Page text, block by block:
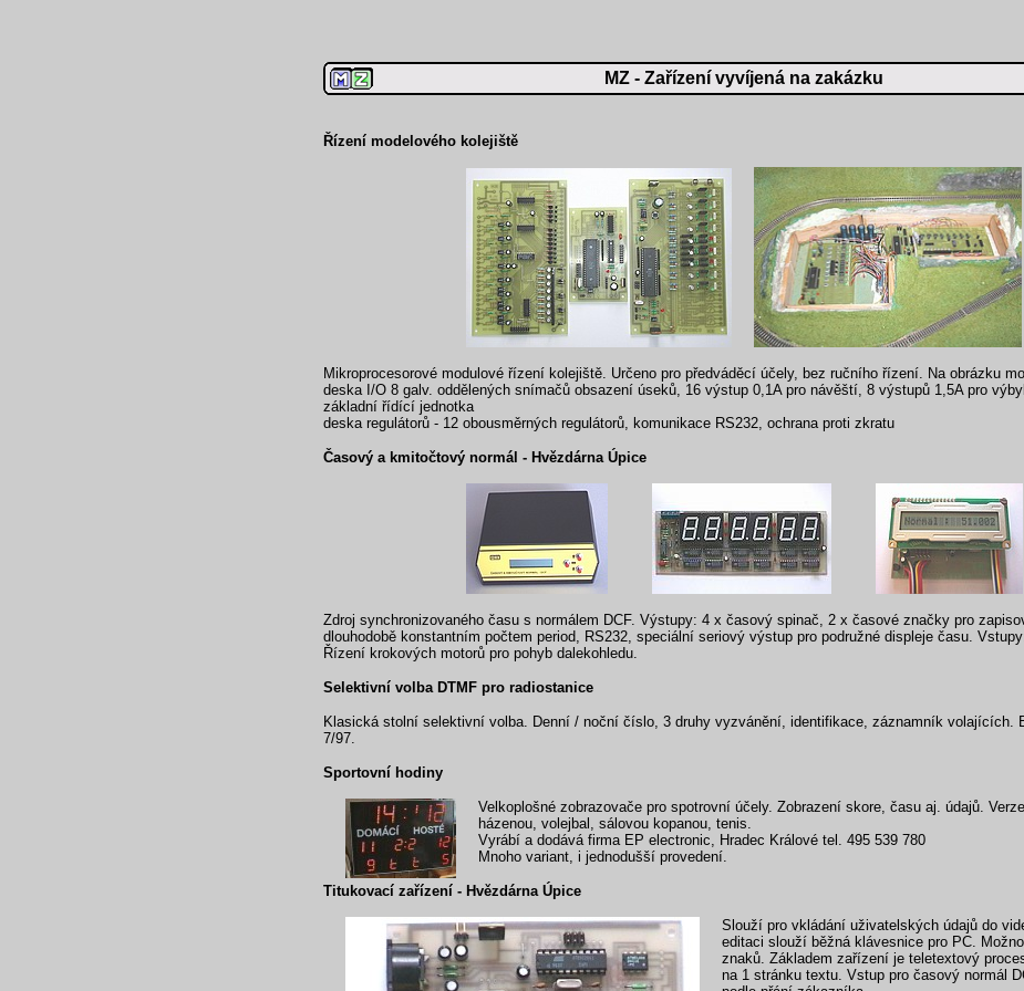
MZ - Zařízení vyvíjená na zakázku
Řízení modelového kolejiště
Mikroprocesorové modulové řízení kolejiště. Určeno pro předváděcí účely, bez ručního řízení. Na obrázku
deska I/O 8 galv. oddělených snímačů obsazení úseků, 16 výstup 0,1A pro návěští, 8 výstupů 1,5A pro
základní řídící jednotka
deska regulátorů - 12 obousměrných regulátorů, komunikace RS232, ochrana proti zkratu
Časový a kmitočtový normál - Hvězdárna Úpice
Zdroj synchronizovaného času s normálem DCF. Výstupy: 4 x časový spinač, 2 x časové značky pro
dlouhodobě konstantním počtem period, RS232, speciální seriový výstup pro podružné displeje času.
Řízení krokových motorů pro pohyb dalekohledu.
Selektivní volba DTMF pro radiostanice
Klasická stolní selektivní volba. Denní / noční číslo, 3 druhy vyzvánění, identifikace, záznamník volajících.
7/97.
Sportovní hodiny
Velkoplošné zobrazovače pro spotrovní účely. Zobrazení skore, času aj. údajů.
házenou, volejbal, sálovou kopanou, tenis.
Vyrábí a dodává firma EP electronic, Hradec Králové tel. 495 539 780
Mnoho variant, i jednodušší provedení.
Titukovací zařízení - Hvězdárna Úpice
Slouží pro vkládání uživatelských údajů do
editaci slouží běžná klávesnice pro PC.
znaků. Základem zařízení je teletextový
na 1 stránku textu. Vstup pro časový normál